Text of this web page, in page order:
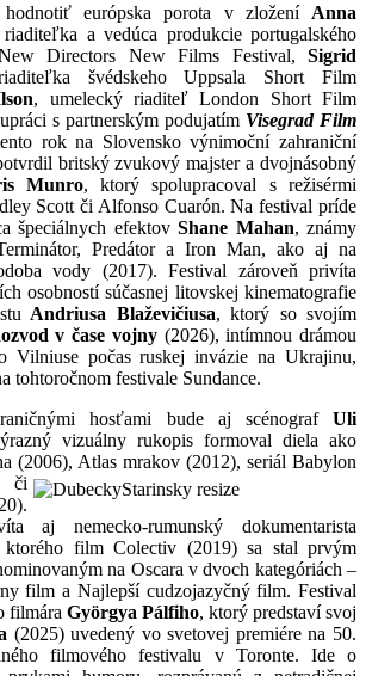
európska porota v zložení Anna
a vedúca produkcie portugalského
Directors New Films Festival, Sigrid
švédskeho Uppsala Short Film
, umelecký riaditeľ London Short Film
s partnerským podujatím Visegrad Film
rok na Slovensko výnimoční zahraniční
britský zvukový majster a dvojnásobný
Munro, ktorý spolupracoval s režisérmi
Scott či Alfonso Cuarón. Na festival príde
špeciálnych efektovShane Mahan, známy
Predátor a Iron Man, ako aj na
vody (2017). Festival zároveň privíta
osobností súčasnej litovskej kinematografie
Andriusa Blaževičiusa, ktorý so svojím
v čase vojny(2026), intímnou drámou
Vilniuse počas ruskej invázie na Ukrajinu,
tohtoročnom festivale Sundance.
hosťami bude aj scénograf Uli
vizuálny rukopis formoval diela ako
(2006), Atlas mrakov (2012), seriál Babylon
či
aj nemecko-rumunský dokumentarista
ktorého film Colectiv (2019) sa stal prvým
na Oscara v dvoch kategóriách –
film a Najlepší cudzojazyčný film. Festival
filmára Györgya Pálfiho, ktorý predstaví svoj
(2025) uvedený vo svetovej premiére na 50.
filmového festivalu v Toronte. Ide o